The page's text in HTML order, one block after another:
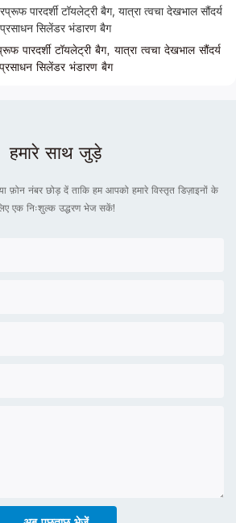
पारदर्शी टॉयलेट्री बैग, यात्रा त्वचा देखभाल सौंदर्य
प्रसाधन सिलेंडर भंडारण बैग
हमारे साथ जुड़े
फ़ोन नंबर छोड़ दें ताकि हम आपको हमारे विस्तृत डिज़ाइनों के
एक निःशुल्क उद्धरण भेज सकें!